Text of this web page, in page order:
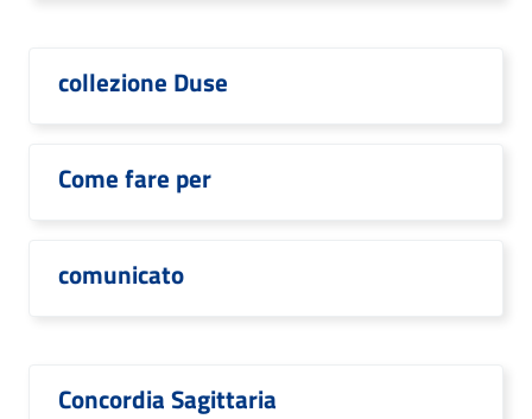
collezione Duse
Come fare per
comunicato
Concordia Sagittaria